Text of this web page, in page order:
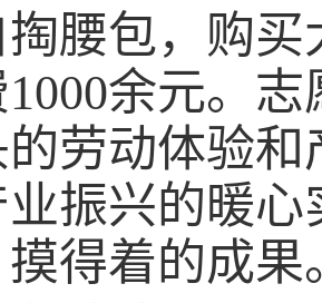
腰包，购
余元。
的劳动体验
振兴的暖
得着的成果